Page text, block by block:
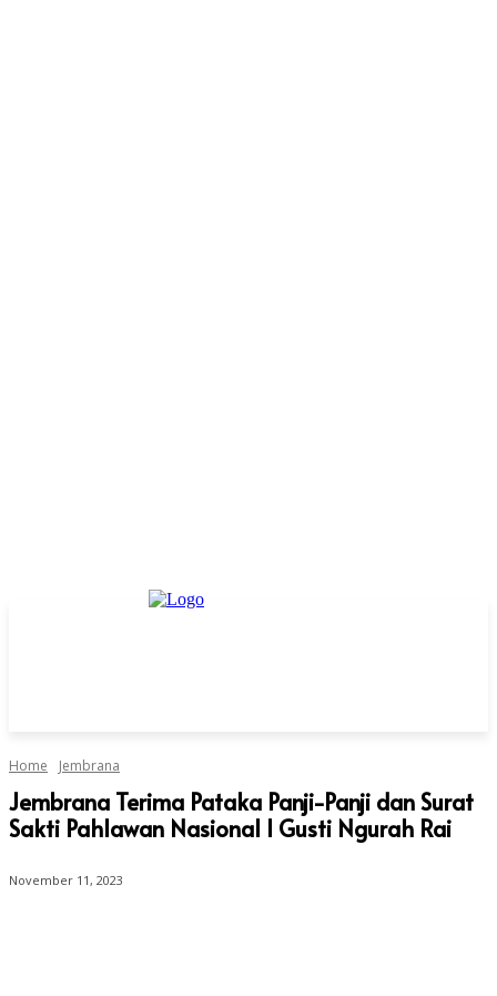
Home Jembrana
Jembrana Terima Pataka Panji-Panji dan Surat
Sakti Pahlawan Nasional I Gusti Ngurah Rai
November 11, 2023